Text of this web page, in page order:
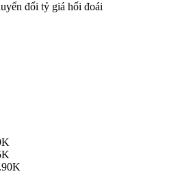
đổi tỷ giá hối đoái